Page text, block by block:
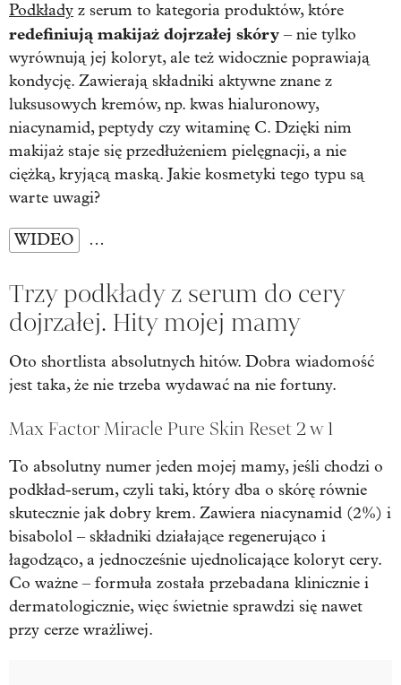
Podkłady z serum to kategoria produktów, które
redefiniują makijaż dojrzałej skóry – nie tylko
wyrównują jej koloryt, ale też widocznie poprawiają
kondycję. Zawierają składniki aktywne znane z
luksusowych kremów, np. kwas hialuronowy,
niacynamid, peptydy czy witaminę C. Dzięki nim
makijaż staje się przedłużeniem pielęgnacji, a nie
ciężką, kryjącą maską. Jakie kosmetyki tego typu są
warte uwagi?
WIDEO …
Trzy podkłady z serum do cery
dojrzałej. Hity mojej mamy
Oto shortlista absolutnych hitów. Dobra wiadomość
jest taka, że nie trzeba wydawać na nie fortuny.
Max Factor Miracle Pure Skin Reset 2 w 1
To absolutny numer jeden mojej mamy, jeśli chodzi o
podkład-serum, czyli taki, który dba o skórę równie
skutecznie jak dobry krem. Zawiera niacynamid (2%) i
bisabolol – składniki działające regenerująco i
łagodząco, a jednocześnie ujednolicające koloryt cery.
Co ważne – formuła została przebadana klinicznie i
dermatologicznie, więc świetnie sprawdzi się nawet
przy cerze wrażliwej.